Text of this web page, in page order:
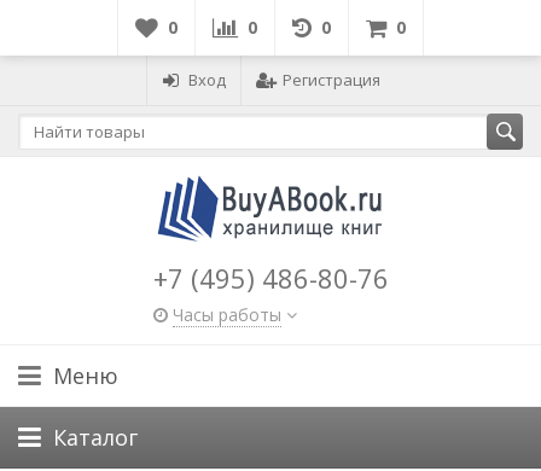
0 0 0 0
Вход Регистрация
+7 (495) 486-80-76
Часы работы
Меню
Каталог